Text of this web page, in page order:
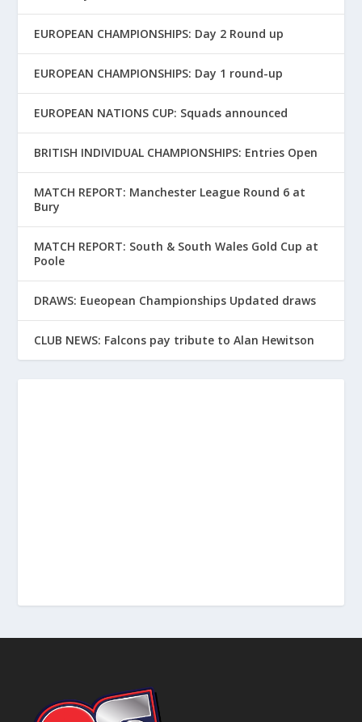
EUROPEAN CHAMPIONSHIPS: Day 2 Round up
EUROPEAN CHAMPIONSHIPS: Day 1 round-up
EUROPEAN NATIONS CUP: Squads announced
BRITISH INDIVIDUAL CHAMPIONSHIPS: Entries Open
MATCH REPORT: Manchester League Round 6 at
Bury
MATCH REPORT: South & South Wales Gold Cup at
Poole
DRAWS: Eueopean Championships Updated draws
CLUB NEWS: Falcons pay tribute to Alan Hewitson